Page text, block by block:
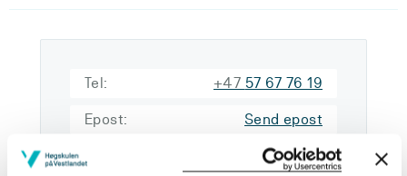
Tel: +47 57 67 76 19
Epost: Send epost
Sogndal